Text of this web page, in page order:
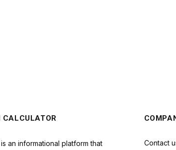
CALCULATOR
an informational platform that
Contact